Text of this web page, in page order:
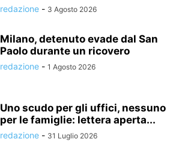
redazione - 3 Agosto 2026
Milano, detenuto evade dal San
Paolo durante un ricovero
redazione - 1 Agosto 2026
Uno scudo per gli uffici, nessuno
per le famiglie: lettera aperta...
redazione - 31 Luglio 2026